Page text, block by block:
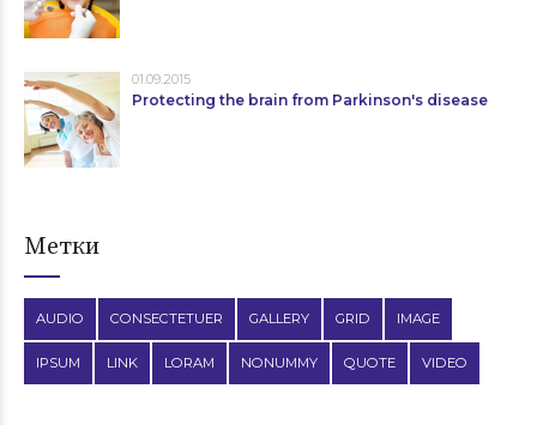
01.09.2015
Protecting the brain from Parkinson's disease
Метки
AUDIO CONSECTETUER GALLERY GRID IMAGE
IPSUM LINK LORAM NONUMMY QUOTE VIDEO